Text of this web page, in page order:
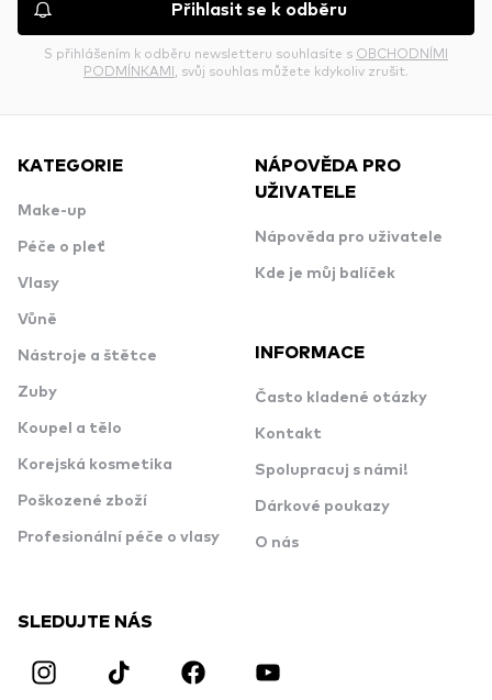
Přihlasit se k odběru
S přihlášením k odběru newsletteru souhlasíte s OBCHODNÍMI
PODMÍNKAMI , svůj souhlas můžete kdykoliv zrušit.
KATEGORIE
Make-up
Péče o pleť
Vlasy
Vůně
Nástroje a štětce
Zuby
Koupel a tělo
Korejská kosmetika
Poškozené zboží
Profesionální péče o vlasy
NÁPOVĚDA PRO
UŽIVATELE
Nápověda pro uživatele
Kde je můj balíček
INFORMACE
Často kladené otázky
Kontakt
Spolupracuj s námi!
Dárkové poukazy
O nás
SLEDUJTE NÁS